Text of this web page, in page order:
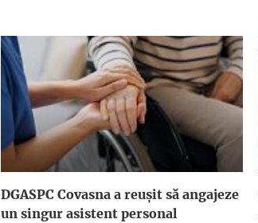
DGASPC Covasna a reuşit să angajeze
un singur asistent personal